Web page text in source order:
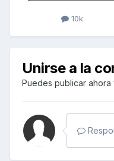
10k
Unirse a la
Puedes publicar ahora